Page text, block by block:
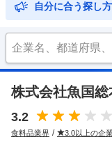
自分に合う探し
株式会社魚国総
3.2
食料品業界 3.0以上の企